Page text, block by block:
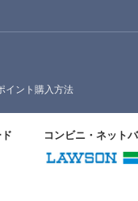
イント購入方法
コンビニ・ネット